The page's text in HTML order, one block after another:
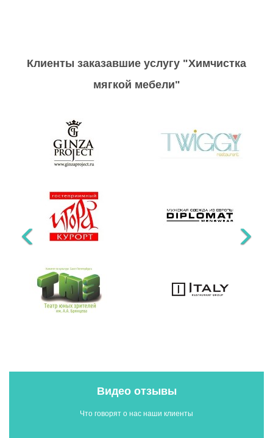
Клиенты заказавшие услугу "Химчистка
мягкой мебели"
Видео отзывы
Что говорят о нас наши клиенты